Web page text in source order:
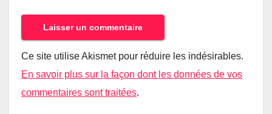
Ce site utilise Akismet pour réduire les indésirables.
En savoir plus sur la façon dont les données de vos
commentaires sont traitées.